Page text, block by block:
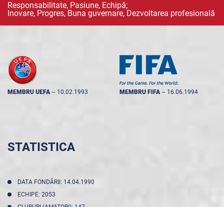
Responsabilitate, Pasiune, Echipă;
Inovare, Progres, Buna guvernare, Dezvoltarea profesională
MEMBRU UEFA -- 10.02.1993 MEMBRU FIFA -- 16.06.1994
STATISTICA
DATA FONDĂRII: 14.04.1990
ECHIPE: 2053